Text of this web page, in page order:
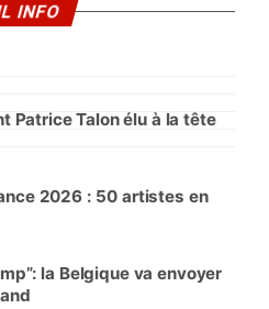
INFO
Patrice Talon élu à la tête
2026 : 50 artistes en
la Belgique va envoyer